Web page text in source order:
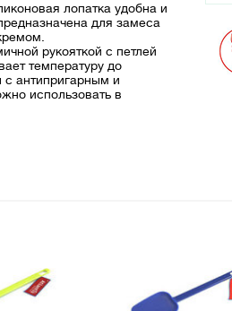
лопатка удобна и
для замеса
рукояткой с петлей
температуру до
с антипригарным и
использовать в